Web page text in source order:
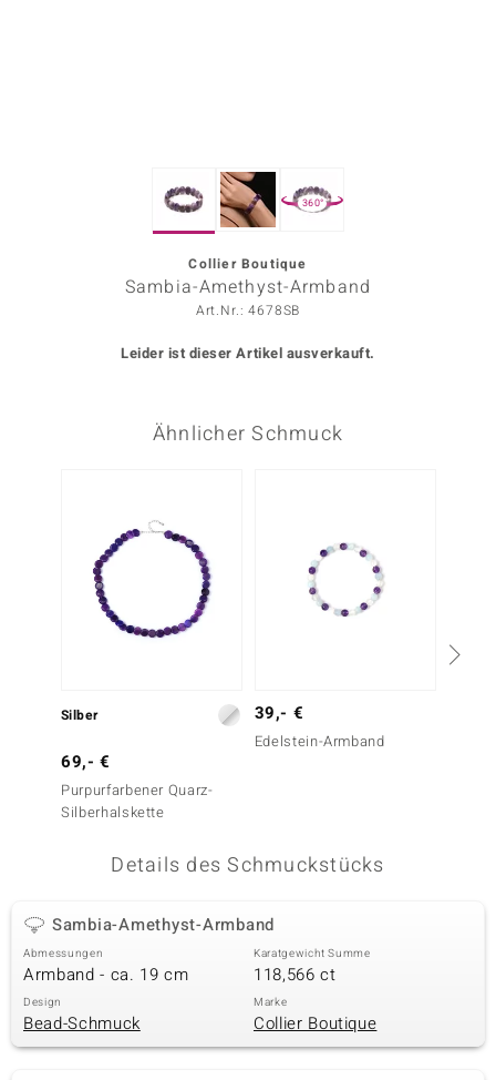
BY DE MELO
360°
Collier Boutique
Sambia-Amethyst-Armband
Art.Nr.: 4678SB
Leider ist dieser Artikel ausverkauft.
Ähnlicher Schmuck
Silber
69,- €
Purpurfarbener Quarz-
Silberhalskette
39,- €
Edelstein-Armband
Details des Schmuckstücks
Sambia-Amethyst-Armband
Abmessungen
Armband - ca. 19 cm
Karatgewicht Summe
118,566 ct
Design
Bead-Schmuck
Marke
Collier Boutique